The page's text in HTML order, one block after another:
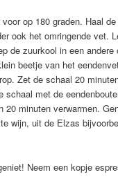
op 180 graden. Haal
ook het omringende vet.
de zuurkool in een andere
beetje van het
Zet de schaal 20
schaal met de
20 minuten verwarmen.
wijn, uit de Elzas
Neem een kopje